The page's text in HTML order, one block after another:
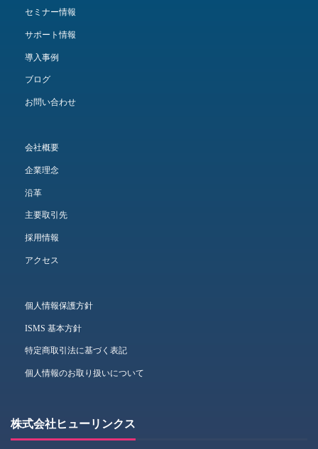
セミナー情報
サポート情報
導入事例
ブログ
お問い合わせ
会社概要
企業理念
沿革
主要取引先
採用情報
アクセス
個人情報保護方針
ISMS 基本方針
特定商取引法に基づく表記
個人情報のお取り扱いについて
株式会社ヒューリンクス